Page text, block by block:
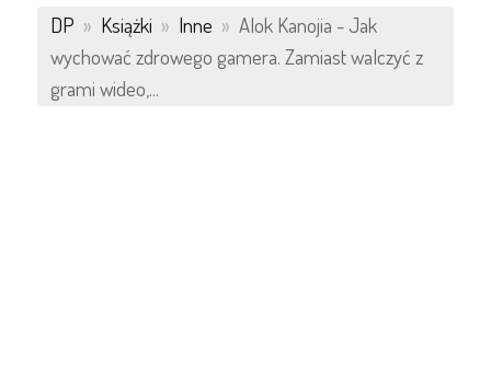
DP » Książki » Inne » Alok Kanojia - Jak
wychować zdrowego gamera. Zamiast walczyć z
grami wideo,...